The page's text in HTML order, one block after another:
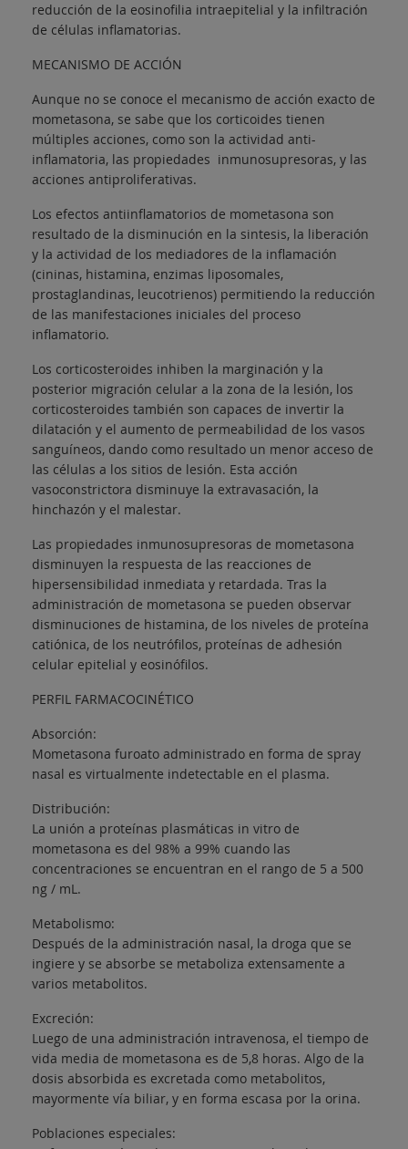
reducción de la eosinofilia intraepitelial y la infiltración
de células inflamatorias.
MECANISMO DE ACCIÓN
Aunque no se conoce el mecanismo de acción exacto de
mometasona, se sabe que los corticoides tienen
múltiples acciones, como son la actividad anti-
inflamatoria, las propiedades inmunosupresoras, y las
acciones antiproliferativas.
Los efectos antiinflamatorios de mometasona son
resultado de la disminución en la sintesis, la liberación
y la actividad de los mediadores de la inflamación
(cininas, histamina, enzimas liposomales,
prostaglandinas, leucotrienos) permitiendo la reducción
de las manifestaciones iniciales del proceso
inflamatorio.
Los corticosteroides inhiben la marginación y la
posterior migración celular a la zona de la lesión, los
corticosteroides también son capaces de invertir la
dilatación y el aumento de permeabilidad de los vasos
sanguíneos, dando como resultado un menor acceso de
las células a los sitios de lesión. Esta acción
vasoconstrictora disminuye la extravasación, la
hinchazón y el malestar.
Las propiedades inmunosupresoras de mometasona
disminuyen la respuesta de las reacciones de
hipersensibilidad inmediata y retardada. Tras la
administración de mometasona se pueden observar
disminuciones de histamina, de los niveles de proteína
catiónica, de los neutrófilos, proteínas de adhesión
celular epitelial y eosinófilos.
PERFIL FARMACOCINÉTICO
Absorción:
Mometasona furoato administrado en forma de spray
nasal es virtualmente indetectable en el plasma.
Distribución:
La unión a proteínas plasmáticas in vitro de
mometasona es del 98% a 99% cuando las
concentraciones se encuentran en el rango de 5 a 500
ng / mL.
Metabolismo:
Después de la administración nasal, la droga que se
ingiere y se absorbe se metaboliza extensamente a
varios metabolitos.
Excreción:
Luego de una administración intravenosa, el tiempo de
vida media de mometasona es de 5,8 horas. Algo de la
dosis absorbida es excretada como metabolitos,
mayormente vía biliar, y en forma escasa por la orina.
Poblaciones especiales: